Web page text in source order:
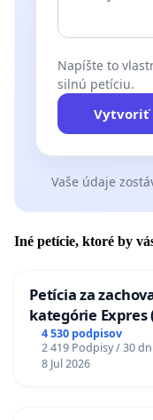
Napíšte to
silnú petíciu.
Vytvoriť
Vaše údaje
Iné petície, ktoré by
Petícia za
kategórie Expres
stanici Púchov
4 530 podpisov
2 419 Podpisy / 30
8 Jul 2026